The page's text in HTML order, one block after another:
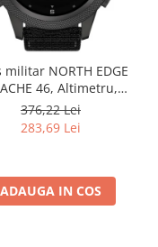
militar NORTH EDGE
46, Altimetru,
Cronometru,
Pedometru,
Busola
376,22 Lei
283,69 Lei
ADAUGA IN COS